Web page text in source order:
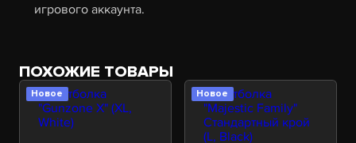
игрового аккаунта.
ПОХОЖИЕ ТОВАРЫ
Новое Новое